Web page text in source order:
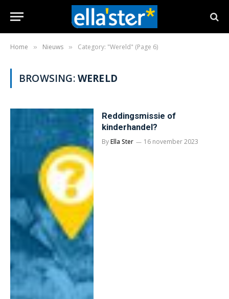
Home » Nieuws » Category: "Wereld" (Page 6)
BROWSING:WERELD
Reddingsmissie of
kinderhandel?
ByElla Ster 16 november 2023